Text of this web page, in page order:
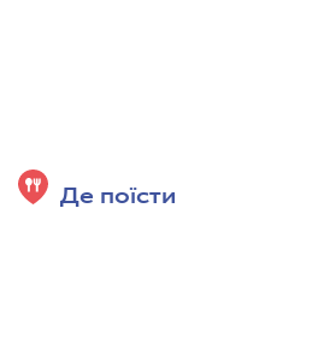
Де поїсти